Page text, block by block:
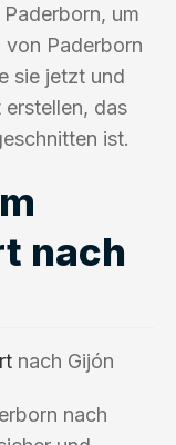
um
von Paderborn
sie jetzt und
das
ist.
nach
nach Gijón
nach